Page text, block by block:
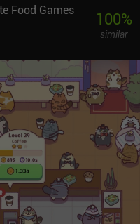
Food Games 100%
similar